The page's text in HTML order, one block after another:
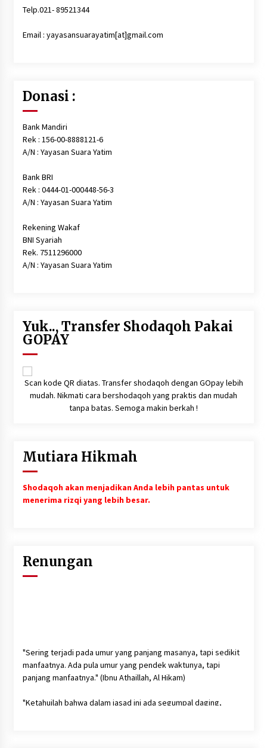
Telp.021- 89521344
Email : yayasansuarayatim[at]gmail.com
Donasi :
Bank Mandiri
Rek : 156-00-8888121-6
A/N : Yayasan Suara Yatim
Bank BRI
Rek : 0444-01-000448-56-3
A/N : Yayasan Suara Yatim
Rekening Wakaf
BNI Syariah
Rek. 7511296000
A/N : Yayasan Suara Yatim
Yuk.., Transfer Shodaqoh Pakai
GOPAY
Scan kode QR diatas. Transfer shodaqoh dengan GOpay lebih
mudah. Nikmati cara bershodaqoh yang praktis dan mudah
tanpa batas. Semoga makin berkah !
Mutiara Hikmah
Shodaqoh akan menjadikan Anda lebih pantas untuk
menerima rizqi yang lebih besar.
Renungan
"Sering terjadi pada umur yang panjang masanya, tapi sedikit
manfaatnya. Ada pula umur yang pendek waktunya, tapi
panjang manfaatnya." (Ibnu Athaillah, Al Hikam)
"Ketahuilah bahwa dalam jasad ini ada segumpal daging,